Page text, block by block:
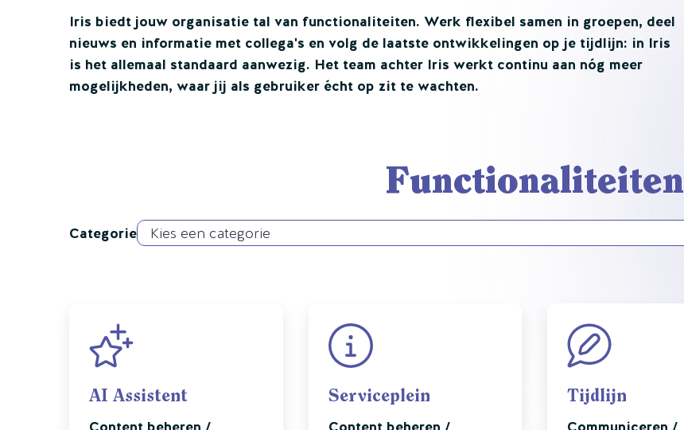
Iris biedt jouw organisatie tal van functionaliteiten. Werk flexibel samen in groepen, deel
nieuws en informatie met collega's en volg de laatste ontwikkelingen op je tijdlijn: in Iris
is het allemaal standaard aanwezig. Het team achter Iris werkt continu aan nóg meer
mogelijkheden, waar jij als gebruiker écht op zit te wachten.
Functionaliteiten
Categorie
AI Assistent
Content beheren /
Serviceplein
Content beheren /
Tijdlijn
Communiceren /